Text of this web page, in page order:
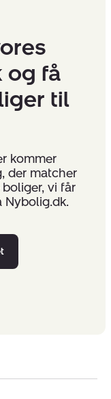
og få
til
kommer
der matcher
vi får
Nybolig.dk.